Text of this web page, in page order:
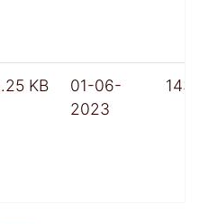
KB
01-06-
2023